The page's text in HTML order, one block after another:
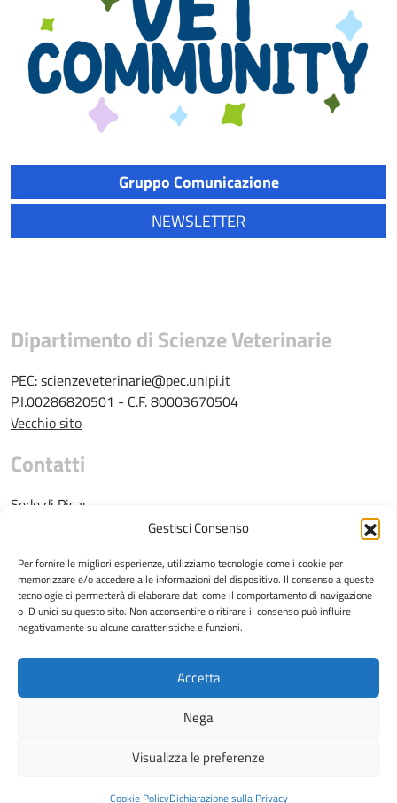
Gestisci Consenso
Per fornire le migliori esperienze, utilizziamo tecnologie come i cookie per
memorizzare e/o accedere alle informazioni del dispositivo. Il consenso a queste
tecnologie ci permetterà di elaborare dati come il comportamento di navigazione
o ID unici su questo sito. Non acconsentire o ritirare il consenso può influire
negativamente su alcune caratteristiche e funzioni.
Accetta
Nega
Visualizza le preferenze
Cookie PolicyDichiarazione sulla Privacy
Gruppo Comunicazione
NEWSLETTER
Dipartimento di Scienze Veterinarie
PEC: scienzeveterinarie@pec.unipi.it
P.I.00286820501 - C.F. 80003670504
Vecchio sito
Contatti
Sede di Pisa:
e-mail: direzione@vet.unipi.it
e-mail: direzione.sanitaria@vet.unipi.it